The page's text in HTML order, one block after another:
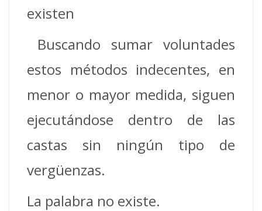
existen
Buscando sumar voluntades
estos métodos indecentes, en
menor o mayor medida, siguen
ejecutándose dentro de las
castas sin ningún tipo de
vergüenzas.
La palabra no existe.